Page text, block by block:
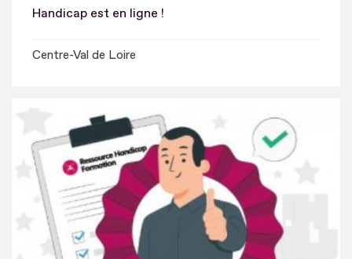
Handicap est en ligne !
Centre-Val de Loire